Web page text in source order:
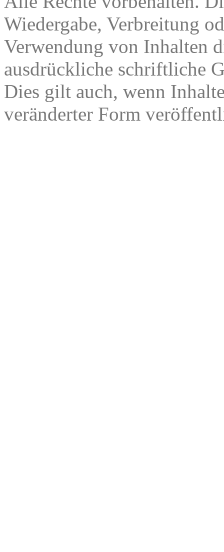
Wiedergabe, Verbreitung
Verwendung von Inhalten
ausdrückliche schriftliche
Dies gilt auch, wenn
veränderter Form